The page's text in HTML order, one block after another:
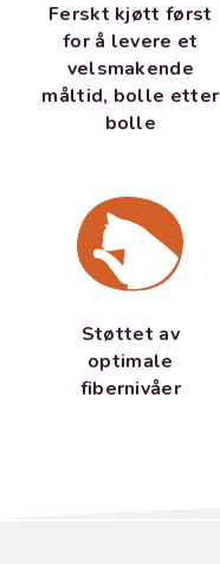
Ferskt kjøtt først
for å levere et
velsmakende
måltid, bolle etter
bolle
Støttet av
optimale
fibernivåer